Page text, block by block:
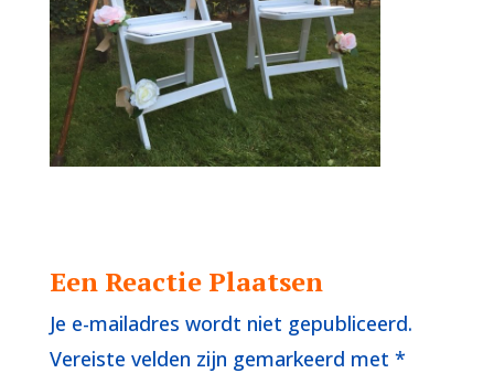
Een Reactie Plaatsen
Je e-mailadres wordt niet gepubliceerd.
Vereiste velden zijn gemarkeerd met *